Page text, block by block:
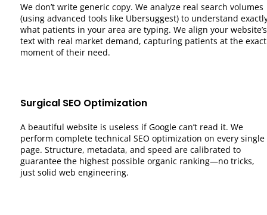
We don’t write generic copy. We analyze real search volumes
(using advanced tools like Ubersuggest) to understand
what patients in your area are typing. We align your website’s
text with real market demand, capturing patients at the exact
moment of their need.
Surgical SEO Optimization
A beautiful website is useless if Google can’t read it. We
perform complete technical SEO optimization on every single
page. Structure, metadata, and speed are calibrated to
guarantee the highest possible organic ranking—no tricks,
just solid web engineering.